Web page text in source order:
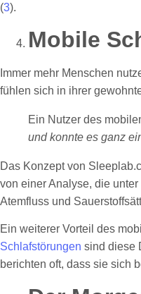
(3).
Mobile
Immer mehr Menschen
fühlen sich in ihrer
Ein Nutzer des
und konnte es ganz
Das Konzept von
von einer Analyse, die
Atemfluss und
Ein weiterer Vorteil des
Schlafstörungen sind diese
berichten oft, dass sie sich